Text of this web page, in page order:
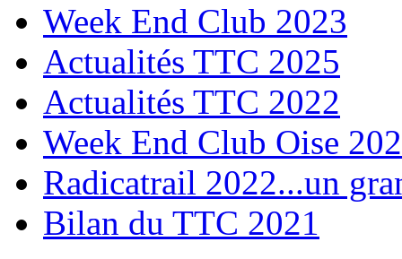
Week End Club 2023
Actualités TTC 2025
Actualités TTC 2022
Week End Club Oise
Radicatrail 2022...un
Bilan du TTC 2021